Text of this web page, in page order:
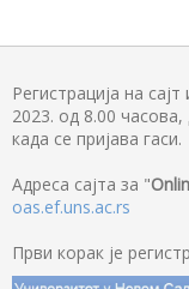
Регистрација на
2023. од 8.00
када се пријава гаси.
Адреса сајта за "
oas.ef.uns.ac.rs
Први корак је